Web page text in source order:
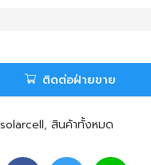
ติดต่อฝ่ายขาย
solarcell, สินค้าทั้งหมด